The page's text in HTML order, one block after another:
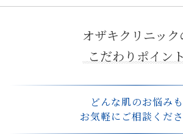
オザキクリニック
こだわりポイント
どんな肌のお悩みも
お気軽にご相談くだ